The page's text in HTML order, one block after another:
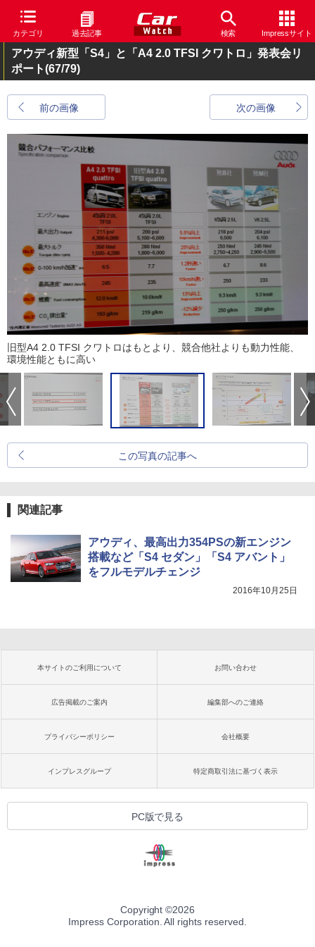
カテゴリ 過去記事 検索 Impressサイト
アウディ新型「S4」と「A4 2.0 TFSI クワトロ」発表会リ
ポート(67/79)
前の画像 次の画像
旧型A4 2.0 TFSI クワトロはもとより、競合他社よりも動力性能、
環境性能ともに高い
この写真の記事へ
関連記事
アウディ、最高出力354PSの新エンジン
搭載など「S4 セダン」「S4 アバント」
をフルモデルチェンジ
2016年10月25日
本サイトのご利用について お問い合わせ
広告掲載のご案内 編集部へのご連絡
プライバシーポリシー 会社概要
インプレスグループ 特定商取引法に基づく表示
PC版で見る
Copyright ©2026
Impress Corporation. All rights reserved.